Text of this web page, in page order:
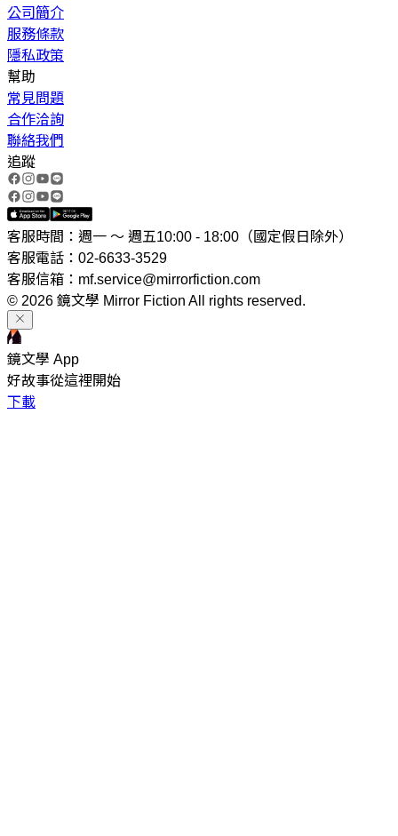
公司簡介
服務條款
隱私政策
幫助
常見問題
合作洽詢
聯絡我們
追蹤
客服時間：週一 ～ 週五10:00 - 18:00（國定假日除外）
客服電話：02-6633-3529
客服信箱：mf.service@mirrorfiction.com
© 2026 鏡文學 Mirror Fiction All rights reserved.
鏡文學 App
好故事從這裡開始
下載